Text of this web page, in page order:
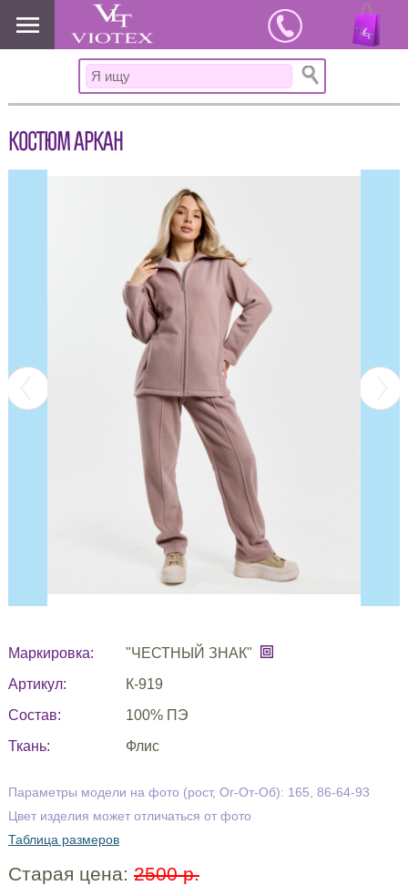
www.viotex37.ru
КОСТЮМ АРКАН
Маркировка:
"ЧЕСТНЫЙ ЗНАК"
Артикул:
К-919
Состав:
100% ПЭ
Ткань:
Флис
Параметры модели на фото (рост, Ог-От-Об): 165, 86-64-93
Цвет изделия может отличаться от фото
Таблица размеров
Старая цена: 2500 р.